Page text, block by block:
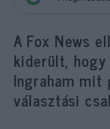
A Fox News
kiderült,
Ingraham mit
választási